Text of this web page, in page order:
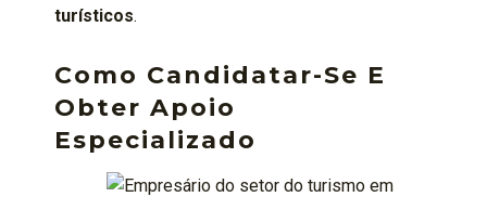
turísticos.
Como Candidatar-Se E
Obter Apoio
Especializado